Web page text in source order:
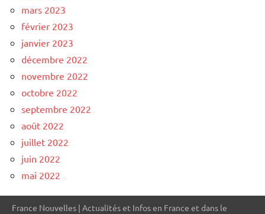
mars 2023
février 2023
janvier 2023
décembre 2022
novembre 2022
octobre 2022
septembre 2022
août 2022
juillet 2022
juin 2022
mai 2022
France Nouvelles | Actualités et Infos en France et dans le